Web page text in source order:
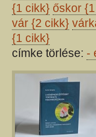
{1 cikk} őskor
vár {2 cikk}
{1 cikk}
címke törlése: -